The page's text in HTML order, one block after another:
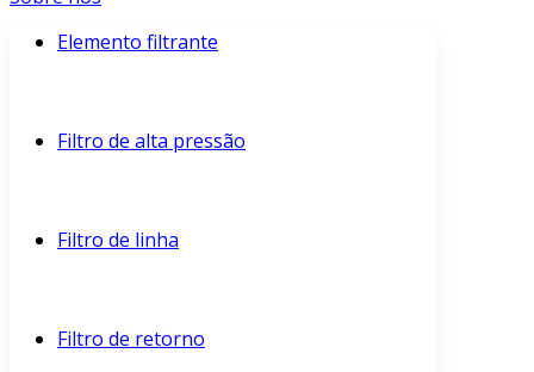
Elemento filtrante
Filtro de alta pressão
Filtro de linha
Filtro de retorno